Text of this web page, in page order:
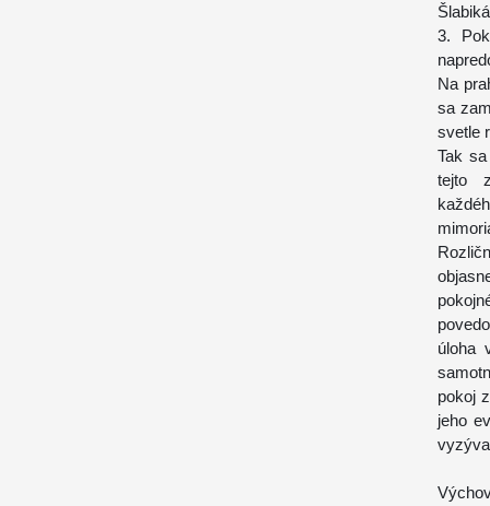
3.
Na
sa
svetle
Tak
tejto
úloha
pokoj
jeho